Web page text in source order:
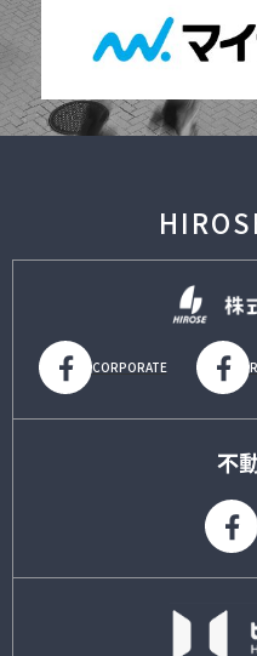
CORPORATE